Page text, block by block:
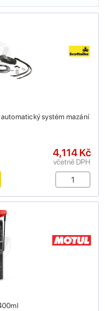
systém mazání
4,114 Kč
včetně DPH